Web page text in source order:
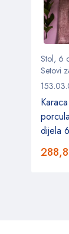
Stol, 6
Setovi
dijela